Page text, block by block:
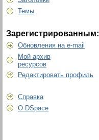
Темы
Зарегистрированным:
Обновления на e-mail
Мой архив
ресурсов
Редактировать профиль
Справка
О DSpace